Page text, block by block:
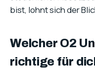
bist, lohnt sich der
Welcher O2
richtige für